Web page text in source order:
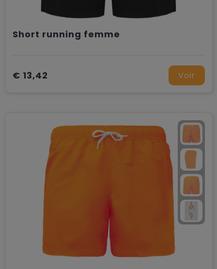
Short running femme
€ 13,42 Voir